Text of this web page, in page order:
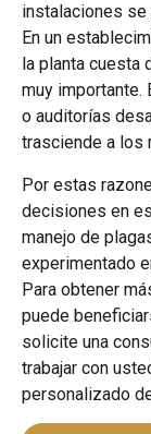
instalaciones se
En un
la planta cuesta
muy importante.
o auditorías
trasciende a los
Por estas
decisiones en
manejo de
experimentado
Para obtener
puede
solicite una
trabajar con
personalizado